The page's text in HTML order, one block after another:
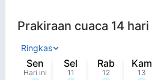
Prakiraan cuaca 14 hari
Ringkas
Sen
Hari ini
Sel
11
Rab
12
Kam
13